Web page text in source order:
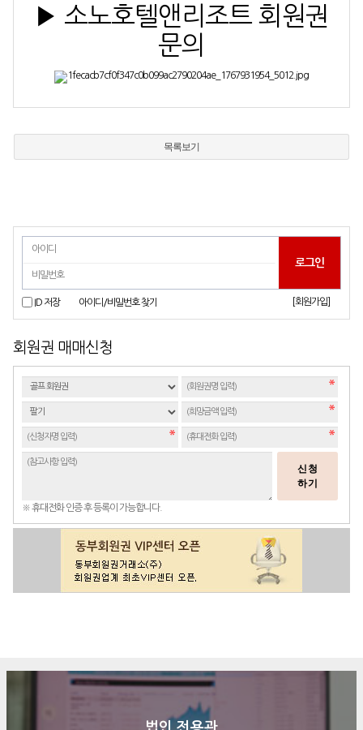
▶ 소노호텔앤리조트 회원권
문의
목록보기
ID 저장 아이디/비밀번호 찾기 [회원가입]
회원권 매매신청
신청
하기
※ 휴대전화 인증 후 등록이 가능합니다.
구매문의 상담신청